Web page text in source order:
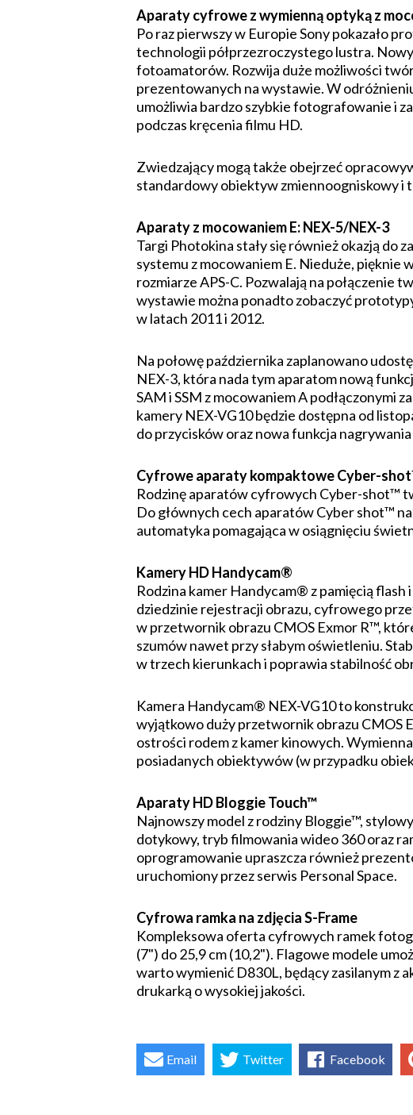
Aparaty cyfrowe z wymienną optyką z
Po raz pierwszy w Europie Sony pokazało
technologii półprzezroczystego lustra.
fotoamatorów. Rozwija duże możliwości
prezentowanych na wystawie. W
umożliwia bardzo szybkie fotografowanie i
podczas kręcenia filmu HD.
Zwiedzający mogą także obejrzeć
standardowy obiektyw zmiennoogniskowy i
Aparaty z mocowaniem E: NEX-5/NEX-3
Targi Photokina stały się również okazją do
systemu z mocowaniem E. Nieduże, pięknie
rozmiarze APS-C. Pozwalają na połączenie
wystawie można ponadto zobaczyć
w latach 2011 i 2012.
Na połowę października zaplanowano
NEX-3, która nada tym aparatom nową
SAM i SSM z mocowaniem A podłączonymi
kamery NEX-VG10 będzie dostępna od
do przycisków oraz nowa funkcja
Cyfrowe aparaty kompaktowe Cyber-
Rodzinę aparatów cyfrowych Cyber-shot™
Do głównych cech aparatów Cyber shot™
automatyka pomagająca w osiągnięciu
Kamery HD Handycam®
Rodzina kamer Handycam® z pamięcią
dziedzinie rejestracji obrazu, cyfrowego
w przetwornik obrazu CMOS Exmor R™,
szumów nawet przy słabym oświetleniu.
w trzech kierunkach i poprawia stabilność
Kamera Handycam® NEX-VG10 to
wyjątkowo duży przetwornik obrazu CMOS
ostrości rodem z kamer kinowych.
posiadanych obiektywów (w przypadku
Aparaty HD Bloggie Touch™
Najnowszy model z rodziny Bloggie™,
dotykowy, tryb filmowania wideo 360 oraz
oprogramowanie upraszcza również
uruchomiony przez serwis Personal Space.
Cyfrowa ramka na zdjęcia S-Frame
Kompleksowa oferta cyfrowych ramek
(7") do 25,9 cm (10,2"). Flagowe modele
warto wymienić D830L, będący zasilanym z
drukarką o wysokiej jakości.
Email Twitter Facebook